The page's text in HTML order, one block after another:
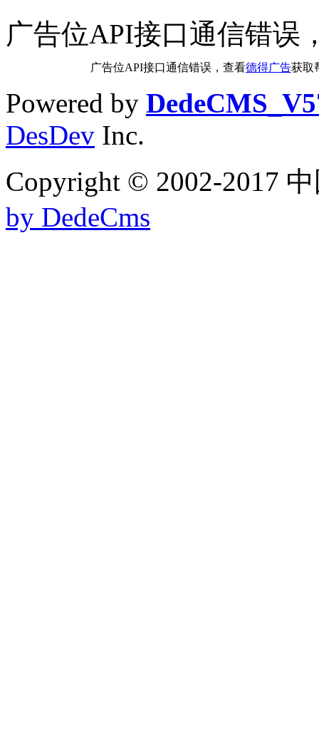
广告位API接口通信错误
广告位API接口通信错误，查看德得广告获取
Powered by
DesDev Inc.
Copyright © 2002-2017
by DedeCms